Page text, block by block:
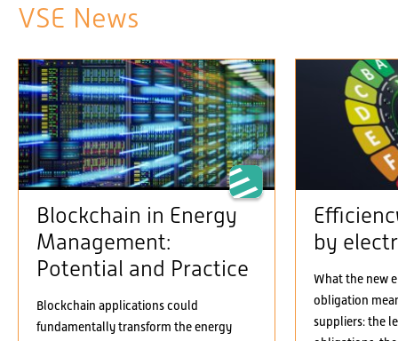
VSE News
Blockchain in Energy
Management:
Potential and Practice
Blockchain applications could
fundamentally transform the energy
by
What the new
obligation
suppliers: the